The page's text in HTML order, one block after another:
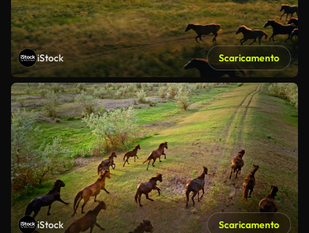
iStock Scaricamento
iStock Scaricamento